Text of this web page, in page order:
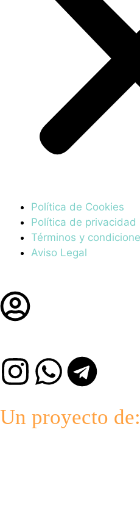
Política de Cookies
Política de privacidad
Términos y
Aviso Legal
Un proyecto de: